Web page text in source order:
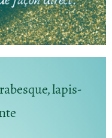
lapis-